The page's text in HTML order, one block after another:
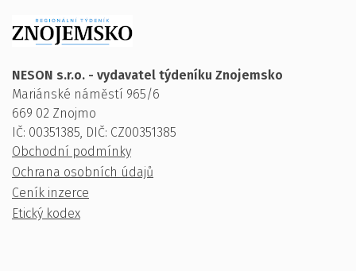
NESON s.r.o. - vydavatel týdeníku Znojemsko
Mariánské náměstí 965/6
669 02 Znojmo
IČ: 00351385, DIČ: CZ00351385
Obchodní podmínky
Ochrana osobních údajů
Ceník inzerce
Etický kodex